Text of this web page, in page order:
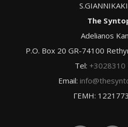
The
Adelianos
P.O. Box 20 GR-74100
Tel: +3028310
Email:
ΓΕΜΗ: